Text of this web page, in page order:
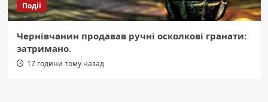
Події
Чернівчанин продавав ручні осколкові гранати:
затримано.
17 години тому назад